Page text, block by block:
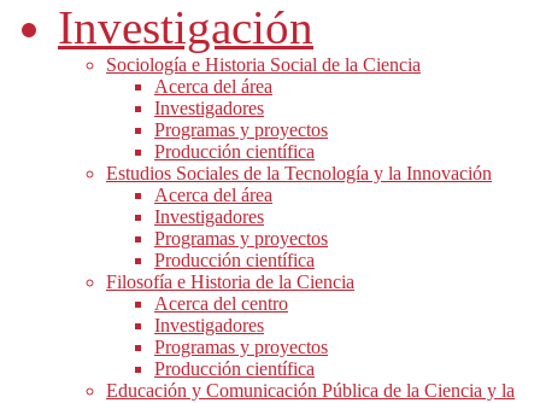
Investigación
Sociología e Historia Social de la Ciencia
Acerca del área
Investigadores
Programas y proyectos
Producción científica
Estudios Sociales de la Tecnología y la Innovación
Acerca del área
Investigadores
Programas y proyectos
Producción científica
Filosofía e Historia de la Ciencia
Acerca del centro
Investigadores
Programas y proyectos
Producción científica
Educación y Comunicación Pública de la Ciencia y la